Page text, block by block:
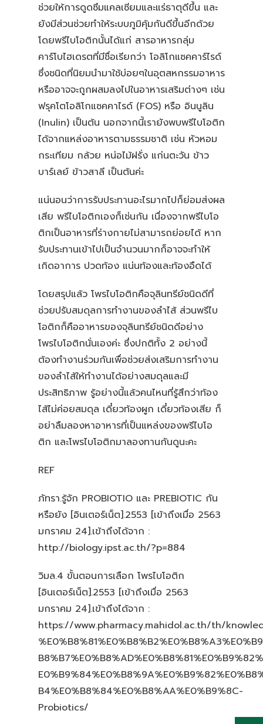
ช่วยให้การดูดซึมแคลเซียมและแร่ธาตุดีขึ้น และ
ยังมีส่วนช่วยทำให้ระบบภูมิคุ้มกันดีขึ้นอีกด้วย
โดยพรีไบโอติกนั้นได้แก่ สารอาหารกลุ่ม
คาร์โบไฮเดรตที่มีชื่อเรียกว่า โอลิโกแซคคาร์ไรด์
ซึ่งชนิดที่นิยมนำมาใช้บ่อยๆในอุตสหกรรมอาหาร
หรืออาจจะถูกผสมลงไปในอาหารเสริมต่างๆ เช่น
ฟรุคโตโอลิโกแซคคาไรด์ (FOS) หรือ อินนูลิน
(Inulin) เป็นต้น นอกจากนี้เรายังพบพรีไบโอติก
ได้จากแหล่งอาหารตามธรรมชาติ เช่น หัวหอม
กระเทียม กล้วย หน่อไม้ฝรั่ง แก่นตะวัน ข้าว
บาร์เลย์ ข้าวสาลี เป็นต้นค่ะ
แน่นอนว่าการรับประทานอะไรมากไปก็ย่อมส่งผล
เสีย พรีไบโอติกเองก็เช่นกัน เนื่องจากพรีไบโอ
ติกเป็นอาหารที่ร่างกายไม่สามารถย่อยได้ หาก
รับประทานเข้าไปเป็นจำนวนมากก็อาจจะทำให้
เกิดอาการ ปวดท้อง แน่นท้องและท้องอืดได้
โดยสรุปแล้ว โพรไบโอติกคือจุลินทรีย์ชนิดดีที่
ช่วยปรับสมดุลการทำงานของลำไส้ ส่วนพรีไบ
โอติกก็คืออาหารของจุลินทรีย์ชนิดดีอย่าง
โพรไบโอติกนั่นเองค่ะ ซึ่งปกติทั้ง 2 อย่างนี้
ต้องทำงานร่วมกันเพื่อช่วยส่งเสริมการทำงาน
ของลำไส้ให้ทำงานได้อย่างสมดุลและมี
ประสิทธิภาพ รู้อย่างนี้แล้วคนไหนที่รู้สึกว่าท้อง
ไส้ไม่ค่อยสมดุล เดี๋ยวท้องผูก เดี๋ยวท้องเสีย ก็
อย่าลืมลองหาอาหารที่เป็นแหล่งของพรีไบโอ
ติก และโพรไบโอติกมาลองทานกันดูนะคะ
REF
ภัทรา.รู้จัก PROBIOTIO และ PREBIOTIC กัน
หรือยัง [อินเตอร์เน็ต].2553 [เข้าถึงเมื่อ 2563
มกราคม 24].เข้าถึงได้จาก :
http://biology.ipst.ac.th/?p=884
วิมล.4 ขั้นตอนการเลือก โพรไบโอติก
[อินเตอร์เน็ต].2553 [เข้าถึงเมื่อ 2563
มกราคม 24].เข้าถึงได้จาก :
https://www.pharmacy.mahidol.ac.th/th/
B4%E0%B8%84%E0%B8%AA%E0%B9%8C-
Probiotics/